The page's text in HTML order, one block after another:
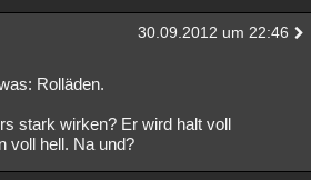
30.09.2012 um 22:46
Rolläden.
stark wirken? Er wird halt voll
voll hell. Na und?